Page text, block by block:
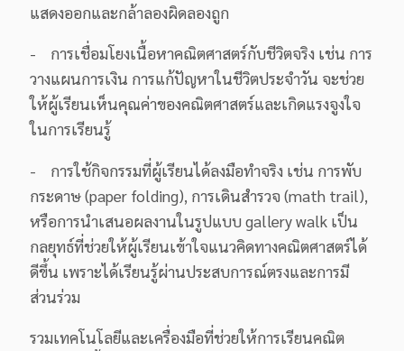
แสดงออกและกล้าลองผิดลองถูก
- การเชื่อมโยงเนื้อหาคณิตศาสตร์กับชีวิตจริง เช่น การ
วางแผนการเงิน การแก้ปัญหาในชีวิตประจำวัน จะช่วย
ให้ผู้เรียนเห็นคุณค่าของคณิตศาสตร์และเกิดแรงจูงใจ
ในการเรียนรู้
- การใช้กิจกรรมที่ผู้เรียนได้ลงมือทำจริง เช่น การพับ
กระดาษ (paper folding), การเดินสำรวจ (math trail),
หรือการนำเสนอผลงานในรูปแบบ gallery walk เป็น
กลยุทธ์ที่ช่วยให้ผู้เรียนเข้าใจแนวคิดทางคณิตศาสตร์ได้
ดีขึ้น เพราะได้เรียนรู้ผ่านประสบการณ์ตรงและการมี
ส่วนร่วม
รวมเทคโนโลยีและเครื่องมือที่ช่วยให้การเรียนคณิต